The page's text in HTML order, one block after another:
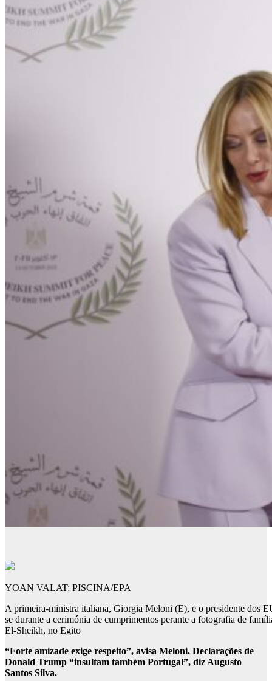
YOAN VALAT; PISCINA/EPA
A primeira-ministra italiana, Giorgia Meloni (E), e o presidente dos
se durante a cerimónia de cumprimentos perante a fotografia de
El-Sheikh, no Egito
“Forte amizade exige respeito”, avisa Meloni. Declarações de
Donald Trump “insultam também Portugal”, diz Augusto
Santos Silva.